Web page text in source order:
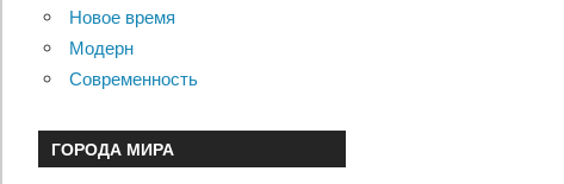
Новое время
Модерн
Современность
ГОРОДА МИРА